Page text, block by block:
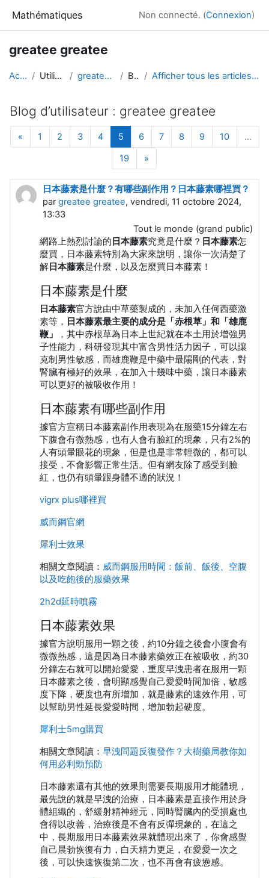
Mathématiques Non connecté. (Connexion)
greatee greatee
Accueil Utilisateurs greatee greatee Blogs Afficher tous les articles de greatee greatee
Blog d’utilisateur : greatee greatee
«Page précédente
1 Page 1
2Page 2
3Page 3
4Page 4
5Page 5
6Page 6
7Page 7
8Page 8
9Page 9
10Page 10
…
19Page 19
»
日本藤素是什麼？有哪些副作用？日本藤素哪裡買？
pargreatee greatee, vendredi, 11 octobre 2024,
13:33
Tout le monde (grand public)
網路上熱烈討論的 日本藤素究竟是什麼？ 日本藤素怎
麼買，日本藤素特別為大家來說明，讓你一次清楚了
解 日本藤素是什麼，以及怎麼買日本藤素！
日本藤素是什麼
日本藤素官方說由中草藥製成的，未加入任何西藥激
素等， 日本藤素最主要的成分是「赤根草」和「雄鹿
鞭」
，其中赤根草為日本上世紀就在本土用於增強男
子性能力，科研發現其中富含男性活力因子，可以讓
克制男性敏感，而雄鹿鞭是中藥中最陽剛的代表，對
腎臟有極好的效果，在加入十幾味中藥，讓日本藤素
可以更好的被吸收作用！
日本藤素有哪些副作用
據官方宣稱日本藤素副作用表現為在服藥15分鐘左右
下腹會有微熱感，也有人會有臉紅的現象，只有2%的
人有頭暈眼花的現象，但是也是非常輕微的，都可以
接受，不會影響正常生活。但有網友除了感受到臉
紅，也仍有頭暈跟身體不適的狀況！
vigrx plus哪裡買
威而鋼官網
犀利士效果
相關文章閱讀： 威而鋼服用時間：飯前、飯後、空腹
以及吃飽後的服藥效果
2h2d延時噴霧
日本藤素效果
據官方說明服用一顆之後，約10分鐘之後會小腹會有
微微熱感，這是因為日本藤素藥效正在被吸收，約30
分鐘左右就可以開始愛愛，重度早洩患者在服用一顆
日本藤素之後，會明顯感覺自己愛愛時間加倍，敏感
度下降，硬度也有所增加，就是藤素的速效作用，可
以幫助男性延長愛愛時間，增加勃起硬度。
犀利士5mg購買
相關文章閱讀： 早洩問題反復發作？大樹藥局教你如
何用必利勁預防
日本藤素還有其他的效果則需要長期服用才能體現，
最先說的就是早洩的治療，日本藤素是直接作用於身
體組織的，舒緩射精神經元，同時腎臟內的受損處也
會得以改善，治療後是不會有反彈現象的，在這之
中，長期服用日本藤素效果就體現出來了，你會感覺
自己晨勃恢復有力，白天精力更足，在愛愛一次之
後，可以快速恢復第二次，也不再會有疲憊感。